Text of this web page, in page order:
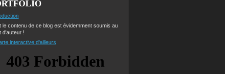
le contenu de ce blog est évidemment soumis au
d'auteur !
interactive d'ailleurs